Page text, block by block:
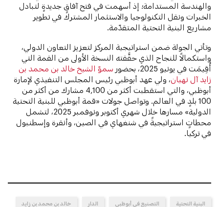
والهندسة المستدامة؛ إذ أسهمت في فتح آفاقٍ جديدةٍ لتبادل
الخبرات ونقل التكنولوجيا والاستثمار المشترك في تطوير
مشاريع البنية التحتية المتقدّمة.
وتأتي الجولة ضمن استراتيجية المركز لتعزيز التعاون الدولي،
واستكمالاً للنجاح الذي حقَّقته النسخة الأولى من القمة التي
أُقِيمَت في يونيو 2025، بحضور
سموّ الشيخ خالد بن محمد بن
زايد آل نهيان، ولي عهد أبوظبي رئيس المجلس التنفيذي لإمارة
أبوظبي، والتي استقطبت أكثر من 4,100 مشارك من أكثر من
100 بلدٍ في العالم. وتواصل جولات «قمة أبوظبي للبنية التحتية
الدولية» مسارها خلال شهري أكتوبر ونوفمبر 2025، لتشمل
محطاتٍ استراتيجيةً في شنغهاي في الصين، وأنقرة وإسطنبول
في تركيا.
البنية التحتية التصنيع في أبوظبي الدار خالد بن محمد بن زايد